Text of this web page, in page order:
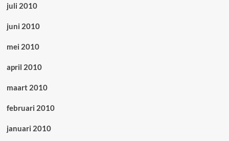
juli 2010
juni 2010
mei 2010
april 2010
maart 2010
februari 2010
januari 2010